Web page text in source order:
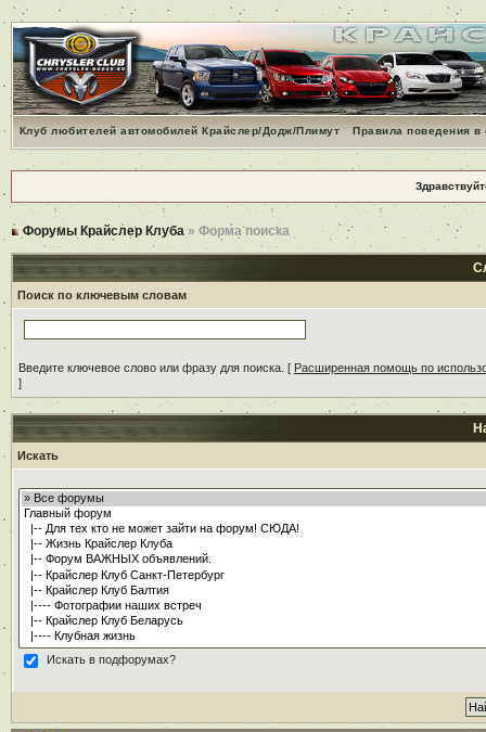
Клуб любителей автомобилей Крайслер/Додж/Плимут Правила поведения
Форумы Крайслер Клуба » Форма поиска
Поиск по ключевым словам
Введите ключевое слово или фразу для поиска. [ Расширенная помощь по
]
Искать
Искать в подфорумах?